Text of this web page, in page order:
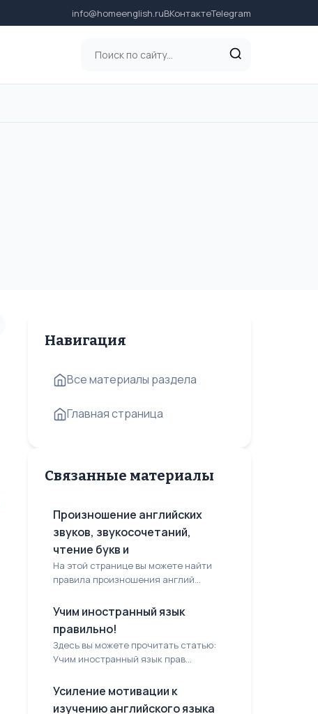
info@homeenglish.ruВКонтактеTelegram
Навигация
Все материалы раздела
Главная страница
Связанные материалы
Произношение английских
звуков, звукосочетаний,
чтение букв и
На этой странице вы можете найти
правила произношения англий...
Учим иностранный язык
правильно!
Здесь вы можете прочитать статью:
Учим иностранный язык прав...
Усиление мотивации к
изучению английского языка